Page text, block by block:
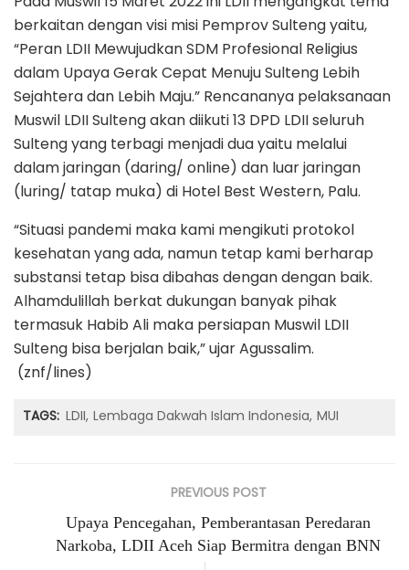
berkaitan dengan visi misi Pemprov Sulteng yaitu,
“Peran LDII Mewujudkan SDM Profesional Religius
dalam Upaya Gerak Cepat Menuju Sulteng Lebih
Sejahtera dan Lebih Maju.” Rencananya pelaksanaan
Muswil LDII Sulteng akan diikuti 13 DPD LDII seluruh
Sulteng yang terbagi menjadi dua yaitu melalui
dalam jaringan (daring/ online) dan luar jaringan
(luring/ tatap muka) di Hotel Best Western, Palu.
“Situasi pandemi maka kami mengikuti protokol
kesehatan yang ada, namun tetap kami berharap
substansi tetap bisa dibahas dengan dengan baik.
Alhamdulillah berkat dukungan banyak pihak
termasuk Habib Ali maka persiapan Muswil LDII
Sulteng bisa berjalan baik,” ujar Agussalim.
(znf/lines)
TAGS: LDII Lembaga Dakwah Islam Indonesia MUI
PREVIOUS POST
Upaya Pencegahan, Pemberantasan Peredaran
Narkoba, LDII Aceh Siap Bermitra dengan BNN